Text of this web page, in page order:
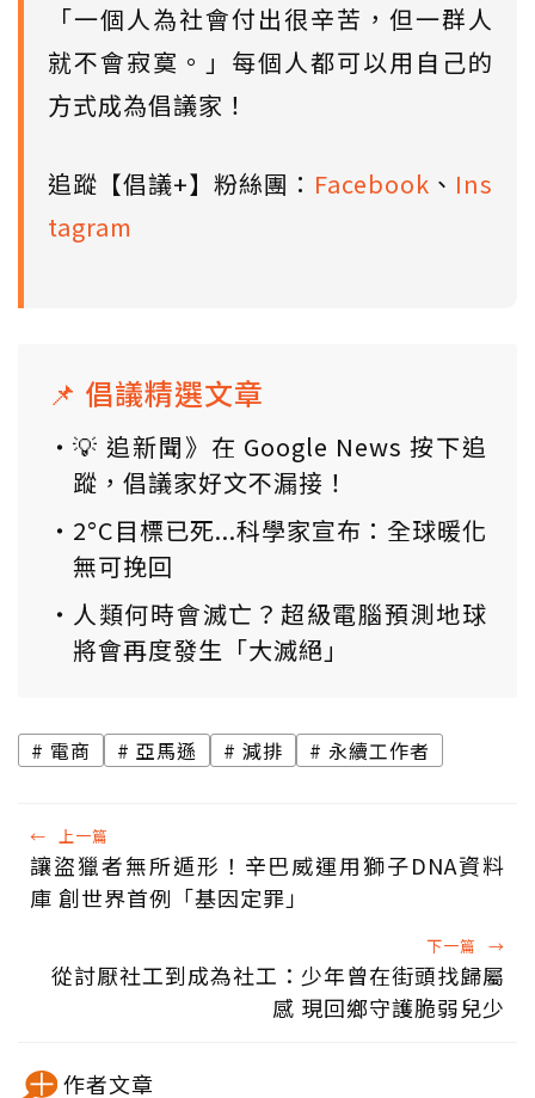
「一個人為社會付出很辛苦，但一群人
就不會寂寞。」每個人都可以用自己的
方式成為倡議家！
追蹤【倡議+】粉絲團： Facebook 、 Ins
tagram
📌 倡議精選文章
💡 追新聞》在 Google News 按下追
蹤，倡議家好文不漏接！
2°C目標已死...科學家宣布：全球暖化
無可挽回
人類何時會滅亡？超級電腦預測地球
將會再度發生「大滅絕」
電商 亞馬遜 減排 永續工作者
← 上一篇
讓盜獵者無所遁形！辛巴威運用獅子DNA資料
庫 創世界首例「基因定罪」
下一篇 →
從討厭社工到成為社工：少年曾在街頭找歸屬
感 現回鄉守護脆弱兒少
作者文章